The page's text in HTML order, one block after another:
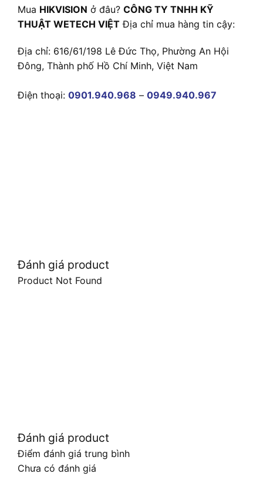
Mua HIKVISION ở đâu? CÔNG TY TNHH KỸ
THUẬT WETECH VIỆT Địa chỉ mua hàng tin cậy:
Địa chỉ: 616/61/198 Lê Đức Thọ, Phường An Hội
Đông, Thành phố Hồ Chí Minh, Việt Nam
Điện thoại: 0901.940.968 – 0949.940.967
Đánh giá product
Product Not Found
Đánh giá product
Điểm đánh giá trung bình
Chưa có đánh giá